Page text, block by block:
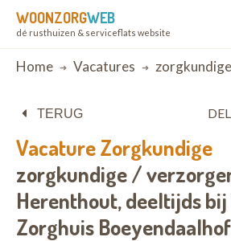
WOONZORGWEB
dé rusthuizen & serviceflats website
Breadcrumb
Home Vacatures
TERUG
VacatureZorgkundige
zorgkundige /
Herenthout,deeltijds bij
Zorghuis